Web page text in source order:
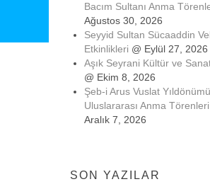
Bacım Sultanı Anma
Ağustos 30, 2026
Seyyid Sultan Sücaaddin
Etkinlikleri @ Eylül 27, 2026
Aşık Seyrani Kültür ve
@ Ekim 8, 2026
Şeb-i Arus Vuslat Yıldönümü
Uluslararası Anma Törenleri
Aralık 7, 2026
SON YAZILAR